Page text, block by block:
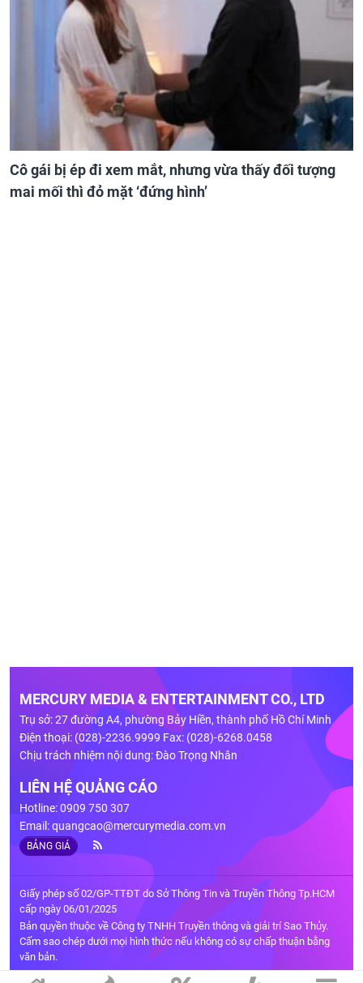
Cô gái bị ép đi xem mắt, nhưng vừa thấy đối tượng
mai mối thì đỏ mặt ‘đứng hình’
MERCURY MEDIA & ENTERTAINMENT CO., LTD
Trụ sở: 27 đường A4, phường Bảy Hiền, thành phố Hồ Chí Minh
Điện thoại: (028)-2236.9999 Fax: (028)-6268.0458
Chịu trách nhiệm nội dung: Đào Trọng Nhân
LIÊN HỆ QUẢNG CÁO
Hotline: 0909 750 307
Email:quangcao@mercurymedia.com.vn
BẢNG GIÁ
Giấy phép số 02/GP-TTĐT do Sở Thông Tin và Truyền Thông Tp.HCM
cấp ngày 06/01/2025
Bản quyền thuộc về Công ty TNHH Truyền thông và giải trí Sao Thủy.
Cấm sao chép dưới mọi hình thức nếu không có sự chấp thuận bằng
văn bản.